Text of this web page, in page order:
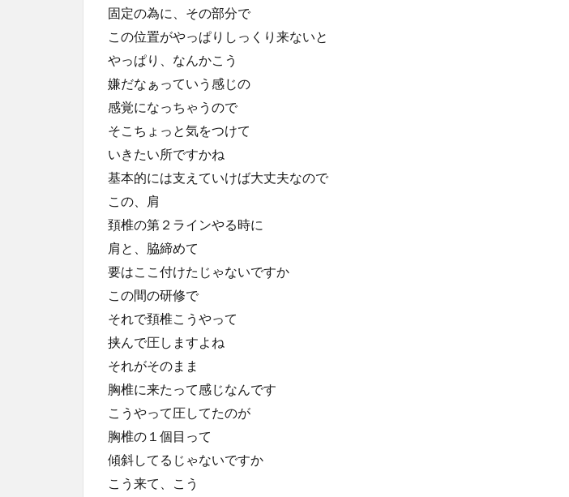
固定の為に、その部分で
この位置がやっぱりしっくり来ないと
やっぱり、なんかこう
嫌だなぁっていう感じの
感覚になっちゃうので
そこちょっと気をつけて
いきたい所ですかね
基本的には支えていけば大丈夫なので
この、肩
頚椎の第２ラインやる時に
肩と、脇締めて
要はここ付けたじゃないですか
この間の研修で
それで頚椎こうやって
挟んで圧しますよね
それがそのまま
胸椎に来たって感じなんです
こうやって圧してたのが
胸椎の１個目って
傾斜してるじゃないですか
こう来て、こう